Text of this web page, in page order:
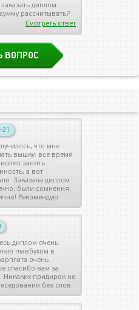
диплом.
рассчитывать?
Смотреть ответ
ВОПРОС
21
что мне
вышку: все время
занять
а вот
Заказала диплом
были сомнения,
Рекомендую.
диплом очень
главбухом в
очень
спасибо вам за
Никаких придирок не
без слов.